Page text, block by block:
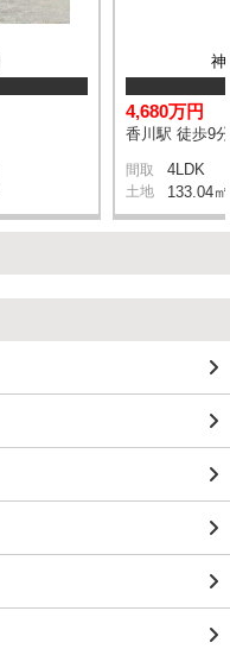
神
4,680万円
香川駅 徒歩9分
間取 4LDK
土地 133.04㎡